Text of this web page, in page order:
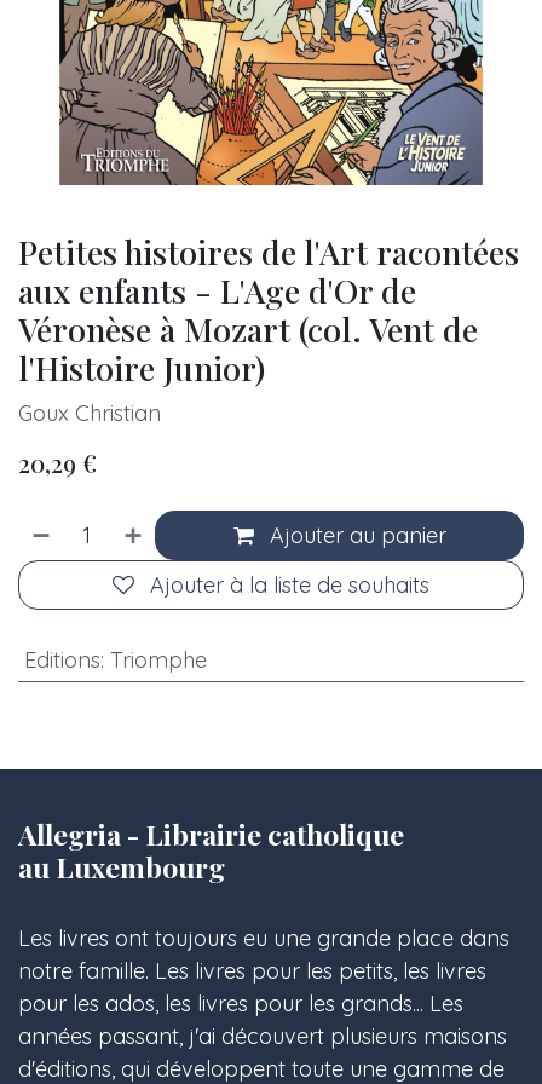
Petites histoires de l'Art racontées
aux enfants - L'Age d'Or de
Véronèse à Mozart (col. Vent de
l'Histoire Junior)
Goux Christian
20,29 €
Ajouter au panier
Ajouter à la liste de souhaits
Editions: Triomphe
Allegria - Librairie catholique
au Luxembourg
Les livres ont toujours eu une grande place dans
notre famille. Les livres pour les petits, les livres
pour les ados, les livres pour les grands... Les
années passant, j'ai découvert plusieurs maisons
d'éditions, qui développent toute une gamme de